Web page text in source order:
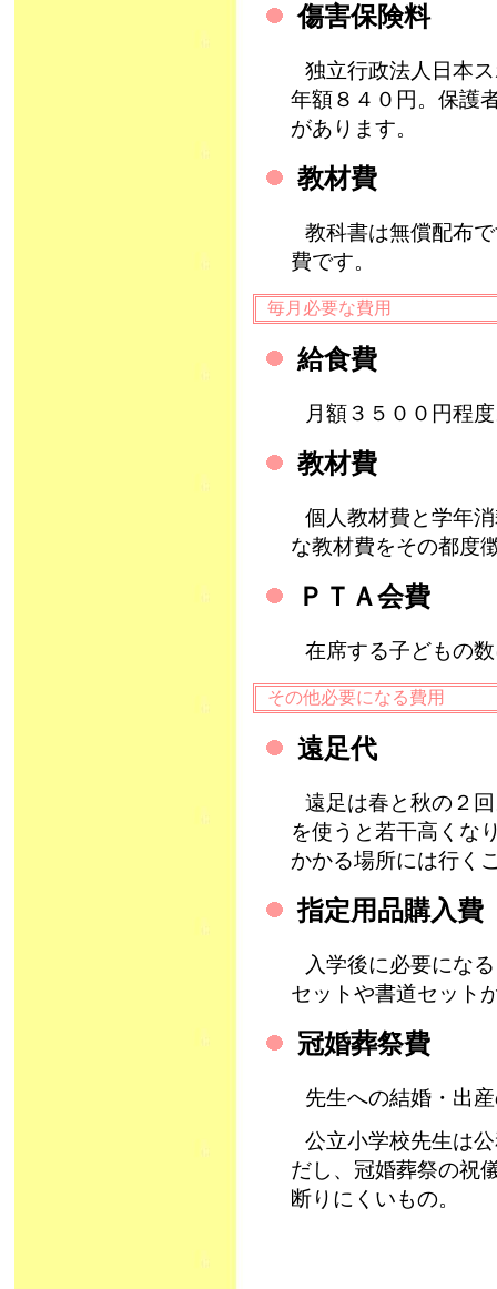
傷害保険料
独立行政法人日本
年額８４０円。保護
があります。
教材費
教科書は無償配布
費です。
毎月必要な費用
給食費
月額３５００円程
教材費
個人教材費と学年
な教材費をその都度
ＰＴＡ会費
在席する子どもの
その他必要になる費用
遠足代
遠足は春と秋の２
を使うと若干高くな
かかる場所には行く
指定用品購入費
入学後に必要にな
セットや書道セット
冠婚葬祭費
先生への結婚・出
公立小学校先生は
だし、冠婚葬祭の祝
断りにくいもの。